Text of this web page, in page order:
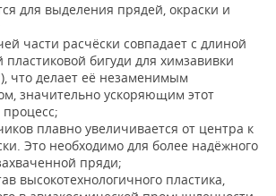
для выделения прядей, окраски и
части расчёски совпадает с длиной
пластиковой бигуди для химзавивки
что делает её незаменимым
значительно ускоряющим этот
плавно увеличивается от центра к
Это необходимо для более надёжного
пряди;
высокотехнологичного пластика,